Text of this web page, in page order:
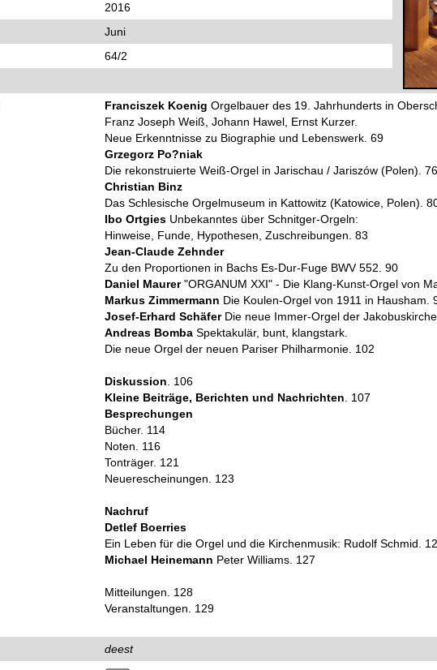
2016
Juni
64/2
Franciszek Koenig Orgelbauer des 19. Jahrhunderts in
Franz Joseph Weiß, Johann Hawel, Ernst Kurzer.
Neue Erkenntnisse zu Biographie und Lebenswerk. 69
Grzegorz Po?niak
Die rekonstruierte Weiß-Orgel in Jarischau / Jariszów (Polen). 76
Christian Binz
Das Schlesische Orgelmuseum in Kattowitz (Katowice, Polen).
Ibo Ortgies Unbekanntes über Schnitger-Orgeln:
Hinweise, Funde, Hypothesen, Zuschreibungen. 83
Jean-Claude Zehnder
Zu den Proportionen in Bachs Es-Dur-Fuge BWV 552. 90
Daniel Maurer"ORGANUM XXI" - Die Klang-Kunst-Orgel von
Markus Zimmermann Die Koulen-Orgel von 1911 in Hausham.
Josef-Erhard SchäferDie neue Immer-Orgel der
Andreas Bomba Spektakulär, bunt, klangstark.
Die neue Orgel der neuen Pariser Philharmonie. 102
Diskussion . 106
Kleine Beiträge, Berichten und Nachrichten . 107
Besprechungen
Bücher. 114
Noten. 116
Tonträger. 121
Neuerescheinungen. 123
Nachruf
Detlef Boerries
Ein Leben für die Orgel und die Kirchenmusik: Rudolf Schmid.
Michael Heinemann Peter Williams. 127
Mitteilungen. 128
Veranstaltungen. 129
deest